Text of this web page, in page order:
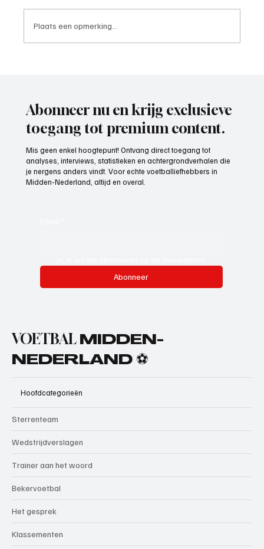
Plaats een opmerking...
Abonneer nu en krijg exclusieve
toegang tot premium content.
Mis geen enkel hoogtepunt! Ontvang direct toegang tot
analyses, interviews, statistieken en achtergrondverhalen die
je nergens anders vindt. Voor echte voetballiefhebbers in
Midden-Nederland, altijd en overal.
Abonneer
VOETBAL MIDDEN-
NEDERLAND ⚽
Hoofdcategorieën
Sterrenteam
Wedstrijdverslagen
Trainer aan het woord
Bekervoetbal
Het gesprek
Klassementen